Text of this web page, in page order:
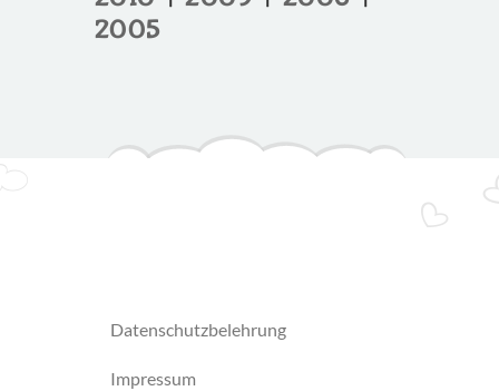
2005
datenschutzbelehrung
impressum